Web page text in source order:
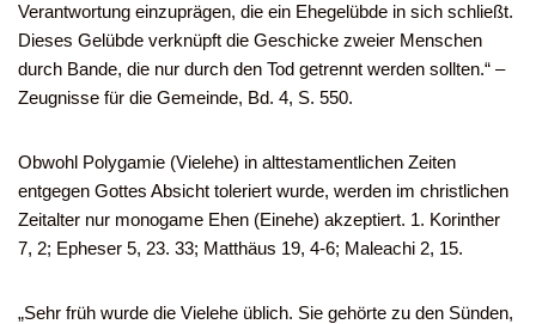
Verantwortung einzuprägen, die ein Ehegelübde in sich schließt.
Dieses Gelübde verknüpft die Geschicke zweier Menschen
durch Bande, die nur durch den Tod getrennt werden sollten.“ –
Zeugnisse für die Gemeinde, Bd. 4, S. 550.
Obwohl Polygamie (Vielehe) in alttestamentlichen Zeiten
entgegen Gottes Absicht toleriert wurde, werden im christlichen
Zeitalter nur monogame Ehen (Einehe) akzeptiert. 1. Korinther
7, 2; Epheser 5, 23. 33; Matthäus 19, 4-6; Maleachi 2, 15.
„Sehr früh wurde die Vielehe üblich. Sie gehörte zu den Sünden,